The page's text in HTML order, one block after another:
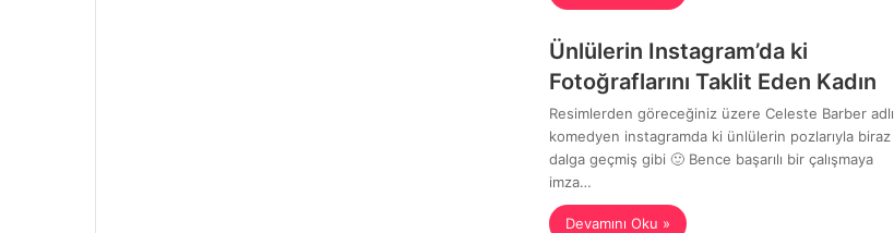
Ünlülerin Instagram’da ki
Fotoğraflarını Taklit Eden Kadın
Resimlerden göreceğiniz üzere Celeste Barber adlı
komedyen instagramda ki ünlülerin pozlarıyla biraz
dalga geçmiş gibi 🙂 Bence başarılı bir çalışmaya
imza…
Devamını Oku »